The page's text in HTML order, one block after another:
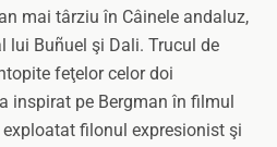
mai târziu în Câinele andaluz,
lui Buñuel şi Dali. Trucul de
feţelor celor doi
inspirat pe Bergman în filmul
filonul expresionist şi